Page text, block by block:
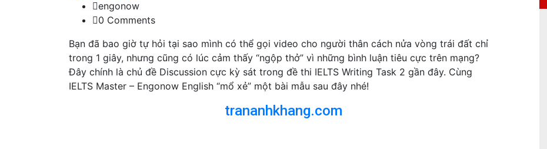
engonow
0 Comments
Bạn đã bao giờ tự hỏi tại sao mình có thể gọi video cho người thân cách nửa vòng trái đất chỉ
trong 1 giây, nhưng cũng có lúc cảm thấy “ngộp thở” vì những bình luận tiêu cực trên mạng?
Đây chính là chủ đề Discussion cực kỳ sát trong đề thi IELTS Writing Task 2 gần đây. Cùng
IELTS Master – Engonow English “mổ xẻ” một bài mẫu sau đây nhé!
trananhkhang.com